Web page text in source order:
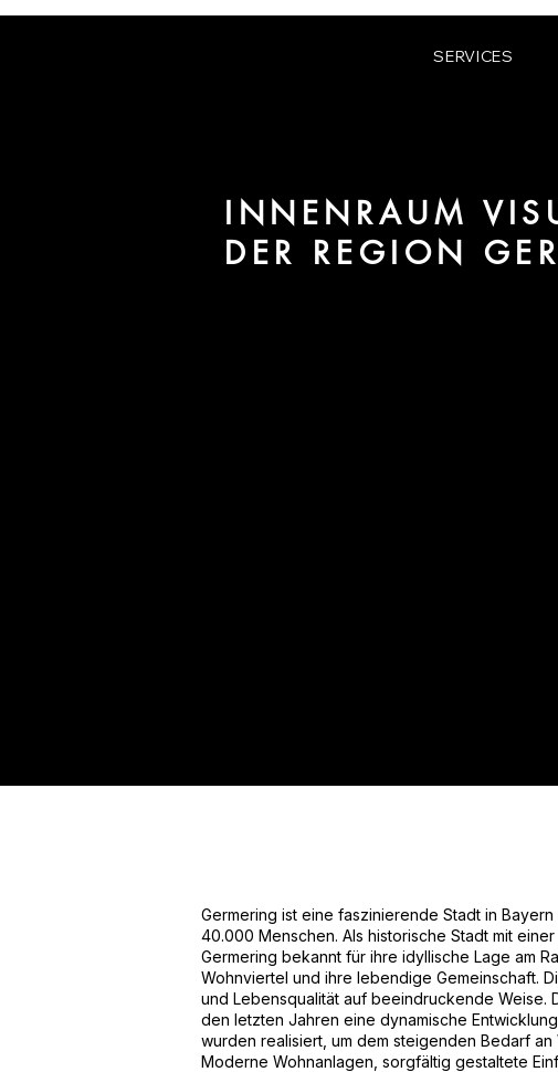
SERVICES
INNENRAUM
DER REGION
Germering ist eine faszinierende Stadt in
40.000 Menschen. Als historische Stadt mit
Germering bekannt für ihre idyllische Lage am
Wohnviertel und ihre lebendige Gemeinschaft.
und Lebensqualität auf beeindruckende Weise.
den letzten Jahren eine dynamische
wurden realisiert, um dem steigenden Bedarf
Moderne Wohnanlagen, sorgfältig gestaltete